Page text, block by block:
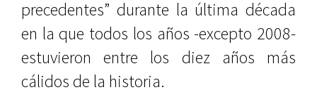
precedentes” durante la última década
en la que todos los años -excepto 2008-
estuvieron entre los diez años más
cálidos de la historia.